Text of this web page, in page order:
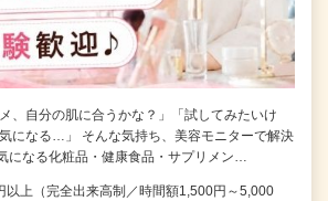
メ、自分の肌に合うかな？」「試してみたいけ
になる…」 そんな気持ち、美容モニターで解決
になる化粧品・健康食品・サプリメン…
以上（完全出来高制／時間額1,500円～5,000